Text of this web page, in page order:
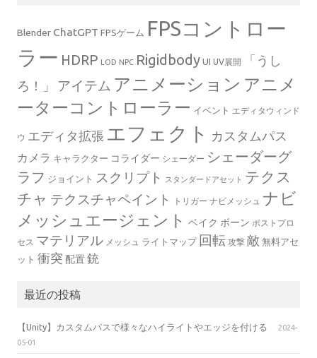
Blender ChatGPT FPSゲーム FPSコントロー
ラー HDRP LOD NPC Rigidbody UI UV展開
「うし
ろ！」
アイテム アニメーション アニメ
ーターコントローラー イベント エディタウィンド
ウ エディタ拡張 エフェクト カスタムパス
カメラ キャラクター コライダー シェーダー シェーダーグ
ラフ ジョイント スクリプト スタンダードアセット テクス
チャ テクスチャペイント トリガー ナビメッシュ ナビ
メッシュエージェント ベイク ボーン ポストプロ
セス マテリアル メッシュ ライトマップ 回転 攻撃 敵 無料アセ
ット 衝突 配置 銃
最近の投稿
【Unity】カスタムパスで様々なハイライトやエッジを付ける
2024-
05-01